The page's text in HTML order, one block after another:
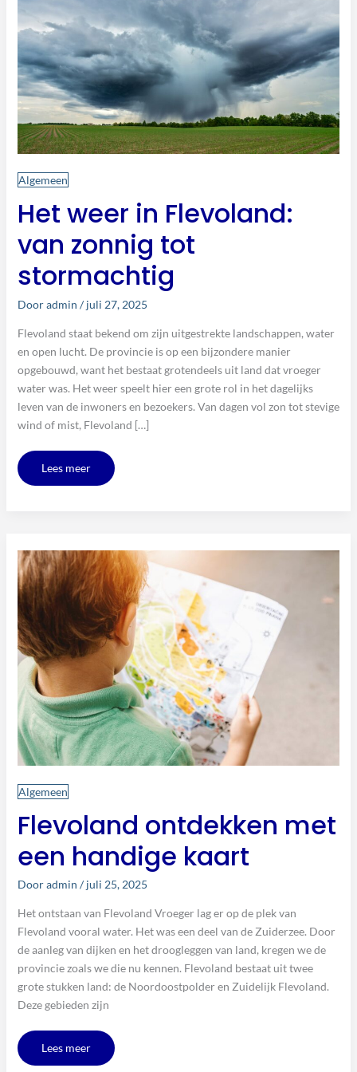
Algemeen
Het weer in Flevoland:
van zonnig tot
stormachtig
Dooradmin /juli 27, 2025
Flevoland staat bekend om zijn uitgestrekte landschappen, water
en open lucht. De provincie is op een bijzondere manier
opgebouwd, want het bestaat grotendeels uit land dat vroeger
water was. Het weer speelt hier een grote rol in het dagelijks
leven van de inwoners en bezoekers. Van dagen vol zon tot stevige
wind of mist, Flevoland […]
stormachtig
Lees meer
Algemeen
Flevoland ontdekken met
een handige kaart
Dooradmin /juli 25, 2025
Het ontstaan van Flevoland Vroeger lag er op de plek van
Flevoland vooral water. Het was een deel van de Zuiderzee. Door
de aanleg van dijken en het droogleggen van land, kregen we de
provincie zoals we die nu kennen. Flevoland bestaat uit twee
grote stukken land: de Noordoostpolder en Zuidelijk Flevoland.
Deze gebieden zijn
ontdekken
met
een
handige
kaart
Lees meer